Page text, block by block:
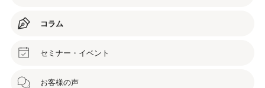
コラム
セミナー・イベント
お客様の声